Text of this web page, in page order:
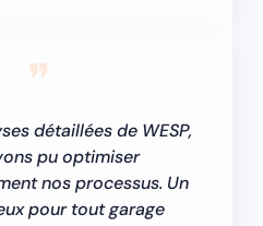
❞
détaillées de WESP,
pu optimiser
nos processus. Un
pour tout garage